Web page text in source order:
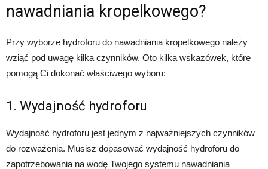
nawadniania kropelkowego?
Przy wyborze hydroforu do nawadniania kropelkowego należy
wziąć pod uwagę kilka czynników. Oto kilka wskazówek, które
pomogą Ci dokonać właściwego wyboru:
1. Wydajność hydroforu
Wydajność hydroforu jest jednym z najważniejszych czynników
do rozważenia. Musisz dopasować wydajność hydroforu do
zapotrzebowania na wodę Twojego systemu nawadniania